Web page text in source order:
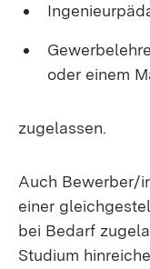
oder einem
zugelassen.
Auch Bewerber/
einer
bei Bedarf
Studium